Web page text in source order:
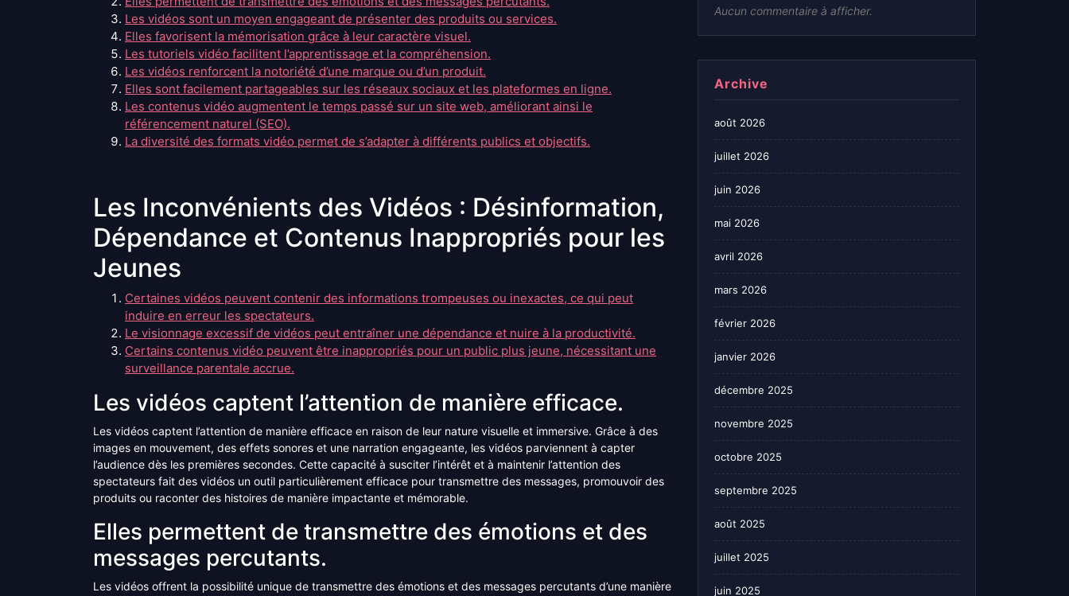
Les vidéos sont un moyen engageant de présenter des produits ou services.
Elles favorisent la mémorisation grâce à leur caractère visuel.
Les tutoriels vidéo facilitent l’apprentissage et la compréhension.
Les vidéos renforcent la notoriété d’une marque ou d’un produit.
Elles sont facilement partageables sur les réseaux sociaux et les plateformes en ligne.
Les contenus vidéo augmentent le temps passé sur un site web, améliorant ainsi le
référencement naturel (SEO).
La diversité des formats vidéo permet de s’adapter à différents publics et objectifs.
Les Inconvénients des Vidéos : Désinformation,
Dépendance et Contenus Inappropriés pour les
Jeunes
Certaines vidéos peuvent contenir des informations trompeuses ou inexactes, ce qui peut
induire en erreur les spectateurs.
Le visionnage excessif de vidéos peut entraîner une dépendance et nuire à la productivité.
Certains contenus vidéo peuvent être inappropriés pour un public plus jeune, nécessitant une
surveillance parentale accrue.
Les vidéos captent l’attention de manière efficace.
Les vidéos captent l’attention de manière efficace en raison de leur nature visuelle et immersive. Grâce à des
images en mouvement, des effets sonores et une narration engageante, les vidéos parviennent à capter
l’audience dès les premières secondes. Cette capacité à susciter l’intérêt et à maintenir l’attention des
spectateurs fait des vidéos un outil particulièrement efficace pour transmettre des messages, promouvoir des
produits ou raconter des histoires de manière impactante et mémorable.
Elles permettent de transmettre des émotions et des
messages percutants.
Les vidéos offrent la possibilité unique de transmettre des émotions et des messages percutants d’une manière
Aucun commentaire à afficher.
Archive
août 2026
juillet 2026
juin 2026
mai 2026
avril 2026
mars 2026
février 2026
janvier 2026
décembre 2025
novembre 2025
octobre 2025
septembre 2025
août 2025
juillet 2025
juin 2025